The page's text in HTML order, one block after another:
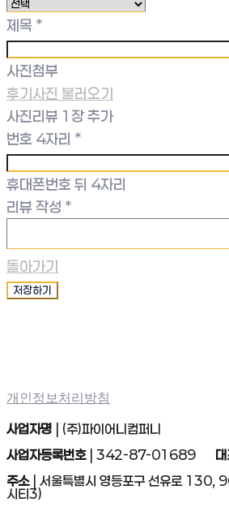
제목 *
사진첨부
후기사진 불러오기
사진리뷰 1장 추가
번호 4자리 *
휴대폰번호 뒤 4자리
리뷰 작성 *
돌아가기
저장하기
개인정보처리방침
사업자명 | (주)파이어니컴퍼니
사업자등록번호| 342-87-01689
주소| 서울특별시 영등포구 선유로 130,
시티3)